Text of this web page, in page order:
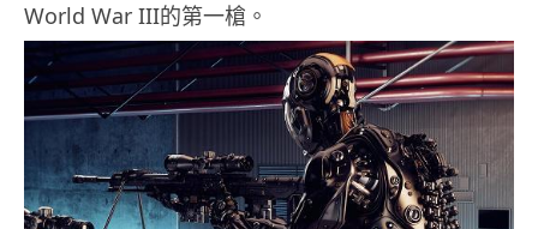
World War III的第一槍。